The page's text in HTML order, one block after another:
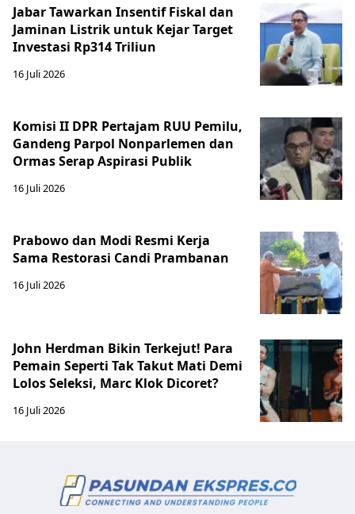
Jabar Tawarkan Insentif Fiskal dan
Jaminan Listrik untuk Kejar Target
Investasi Rp314 Triliun
16 Juli 2026
Komisi II DPR Pertajam RUU Pemilu,
Gandeng Parpol Nonparlemen dan
Ormas Serap Aspirasi Publik
16 Juli 2026
Prabowo dan Modi Resmi Kerja
Sama Restorasi Candi Prambanan
16 Juli 2026
John Herdman Bikin Terkejut! Para
Pemain Seperti Tak Takut Mati Demi
Lolos Seleksi, Marc Klok Dicoret?
16 Juli 2026